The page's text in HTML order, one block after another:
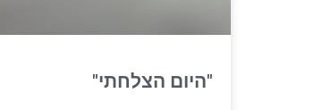
"היום הצלחתי"